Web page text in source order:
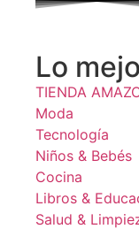
Lo
TIENDA
Moda
Tecnología
Niños & Bebés
Cocina
Libros &
Salud &